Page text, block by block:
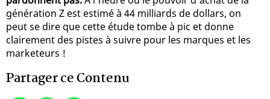
génération Z est estimé à 44 milliards de dollars, on
peut se dire que cette étude tombe à pic et donne
clairement des pistes à suivre pour les marques et les
marketeurs !
Partager ce Contenu